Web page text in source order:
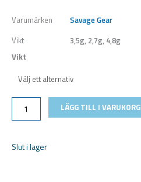
Varumärken
Savage Gear
Vikt
3,5g, 2,7g, 4,8g
Vikt
Gear
EWG
Ned
Matt
LÄGG TILL I VARUKORG
Slut i lager